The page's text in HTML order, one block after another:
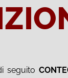
seguito